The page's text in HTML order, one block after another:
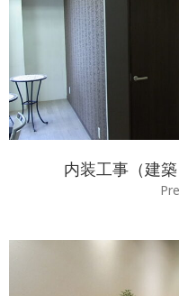
内装工事（建